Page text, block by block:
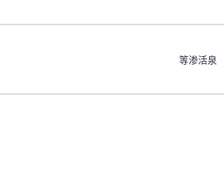
等渗活泉